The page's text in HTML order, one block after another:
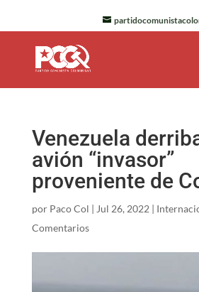
Venezuela
avión “invasor”
proveniente de
por Paco Col | Jul 26, 2022 |
Comentarios